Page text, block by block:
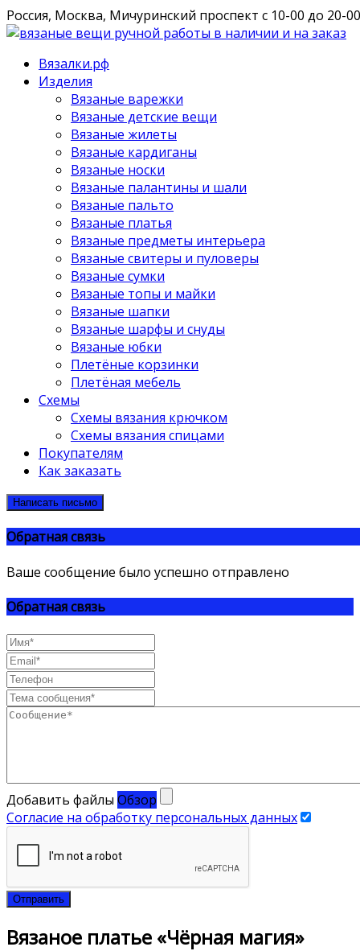
Россия, Москва, Мичуринский проспект с 10-00 до 20-00
Вязалки.рф
Изделия
Вязаные варежки
Вязаные детские вещи
Вязаные жилеты
Вязаные кардиганы
Вязаные носки
Вязаные палантины и шали
Вязаные пальто
Вязаные платья
Вязаные предметы интерьера
Вязаные свитеры и пуловеры
Вязаные сумки
Вязаные топы и майки
Вязаные шапки
Вязаные шарфы и снуды
Вязаные юбки
Плетёные корзинки
Плетёная мебель
Схемы
Схемы вязания крючком
Схемы вязания спицами
Покупателям
Как заказать
Написать письмо
Обратная связь
Ваше сообщение было успешно отправлено
Обратная связь
Добавить файлы Обзор
Согласие на обработку персональных данных
Отправить
Вязаное платье «Чёрная магия»